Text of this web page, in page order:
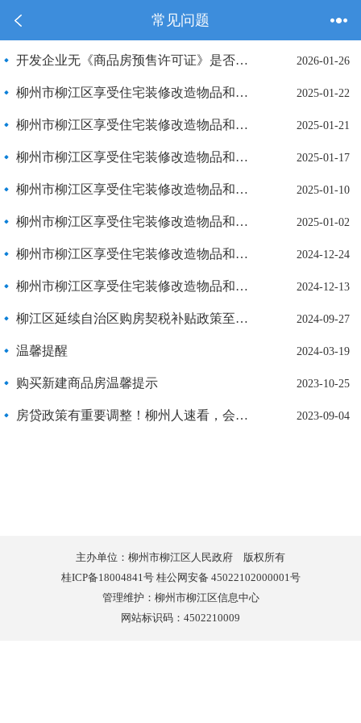
常见问题
2026-01-26
开发企业无《商品房预售许可证》是否可以进行销售活动？
2025-01-22
柳州市柳江区享受住宅装修改造物品和材料购置补贴名单公示（第七批）
2025-01-21
柳州市柳江区享受住宅装修改造物品和材料购置补贴名单公示（第六批）
2025-01-17
柳州市柳江区享受住宅装修改造物品和材料购置补贴名单公示（第五批）
2025-01-10
柳州市柳江区享受住宅装修改造物品和材料购置补贴名单公示（第四批）
2025-01-02
柳州市柳江区享受住宅装修改造物品和材料购置补贴名单公示（第三批）
2024-12-24
柳州市柳江区享受住宅装修改造物品和材料购置补贴名单公示（第二批）
2024-12-13
柳州市柳江区享受住宅装修改造物品和材料购置补贴名单公示（第一批）
2024-09-27
柳江区延续自治区购房契税补贴政策至2024年上半年名单公告（第四批）
2024-03-19
温馨提醒
2023-10-25
购买新建商品房温馨提示
2023-09-04
房贷政策有重要调整！柳州人速看，会带来哪些利好？
主办单位：柳州市柳江区人民政府 版权所有
桂ICP备18004841号 桂公网安备 45022102000001号
管理维护：柳州市柳江区信息中心
网站标识码：4502210009